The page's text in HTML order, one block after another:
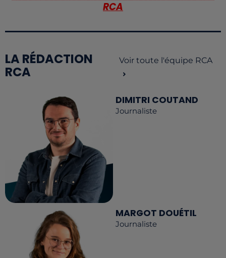
RCA
LA RÉDACTION
RCA
Voir toute l'équipe RCA
DIMITRI COUTAND
Journaliste
MARGOT DOUÉTIL
Journaliste